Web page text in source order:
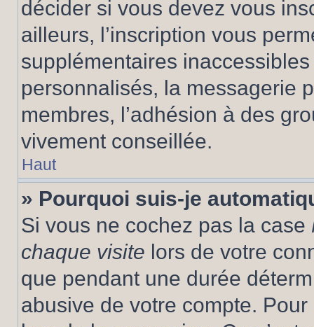
décider si vous devez vous
ailleurs, l’inscription vous
supplémentaires
personnalisés, la messagerie
membres, l’adhésion à des
vivement conseillée.
Haut
» Pourquoi suis-je
Si vous ne cochez pas la case
chaque visite lors de votre
que pendant une durée
abusive de votre compte.